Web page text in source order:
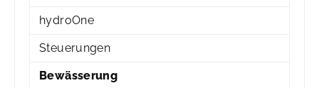
hydroOne
Steuerungen
Bewässerung